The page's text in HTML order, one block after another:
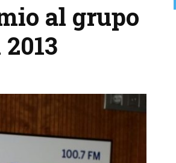
al grupo